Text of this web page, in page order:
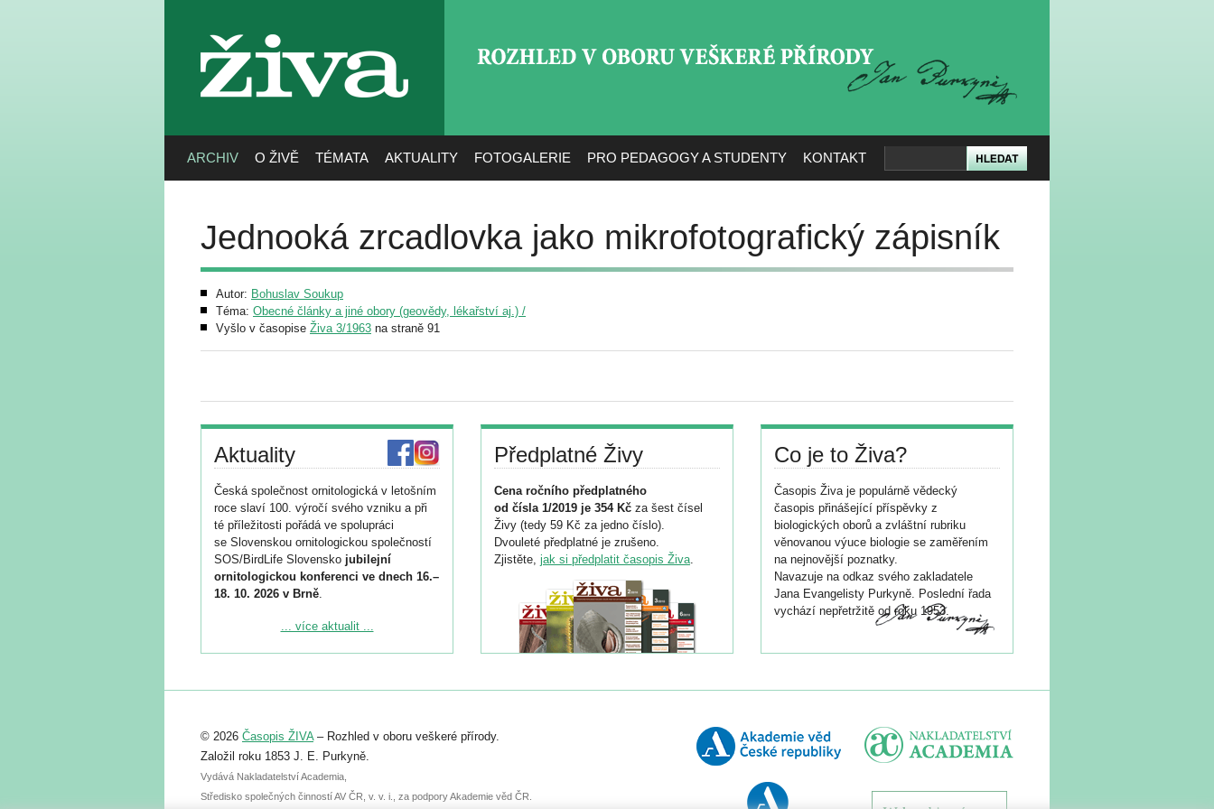
živa
ARCHIV O ŽIVĚ TÉMATA AKTUALITY FOTOGALERIE PRO PEDAGOGY A STUDENTY KONTAKT
Jednooká zrcadlovka jako mikrofotografický zápisník
Autor: Bohuslav Soukup
Téma: Obecné články a jiné obory (geovědy, lékařství aj.) /
Vyšlo v časopise Živa 3/1963 na straně 91
Aktuality
Česká společnost ornitologická v letošním
roce slaví 100. výročí svého vzniku a při
té příležitosti pořádá ve spolupráci
se Slovenskou ornitologickou společností
SOS/BirdLife Slovensko jubilejní
ornitologickou konferenci ve dnech 16.–
18. 10. 2026 v Brně.
Podrobnější informace ke konferenci
Registrovat se můžete do 6. září.
abstraktu přihlášené přednášky nebo
posteru je už 30. června.
... více aktualit ...
Předplatné Živy
Cena ročního předplatného
od čísla 1/2019 je 354 Kč za šest čísel
Živy (tedy 59 Kč za jedno číslo).
Dvouleté předplatné je zrušeno.
Zjistěte, jak si předplatit časopis Živa.
Co je to Živa?
Časopis Živa je populárně vědecký
časopis přinášející příspěvky z
biologických oborů a zvláštní rubriku
věnovanou výuce biologie se zaměřením
na nejnovější poznatky.
Navazuje na odkaz svého zakladatele
Jana Evangelisty Purkyně. Poslední řada
vychází nepřetržitě od roku 1953.
© 2026 Časopis ŽIVA– Rozhled v oboru veškeré přírody.
Založil roku 1853 J. E. Purkyně.
Vydává Nakladatelství Academia,
Středisko společných činností AV ČR, v. v. i., za podpory Akademie věd ČR.